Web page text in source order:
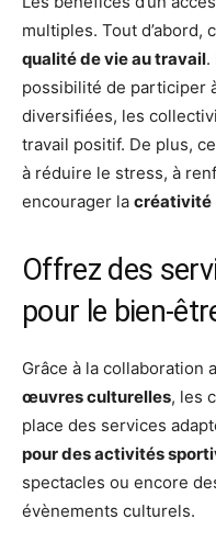
multiples. Tout d’abord,
qualité de vie au travail.
possibilité de participer
diversifiées, les
travail positif. De plus,
à réduire le stress, à
encourager la créativité
Offrez des
pour le bien-
Grâce à la collaboration
œuvres culturelles, les
place des services
pour des activités
spectacles ou encore
évènements culturels.